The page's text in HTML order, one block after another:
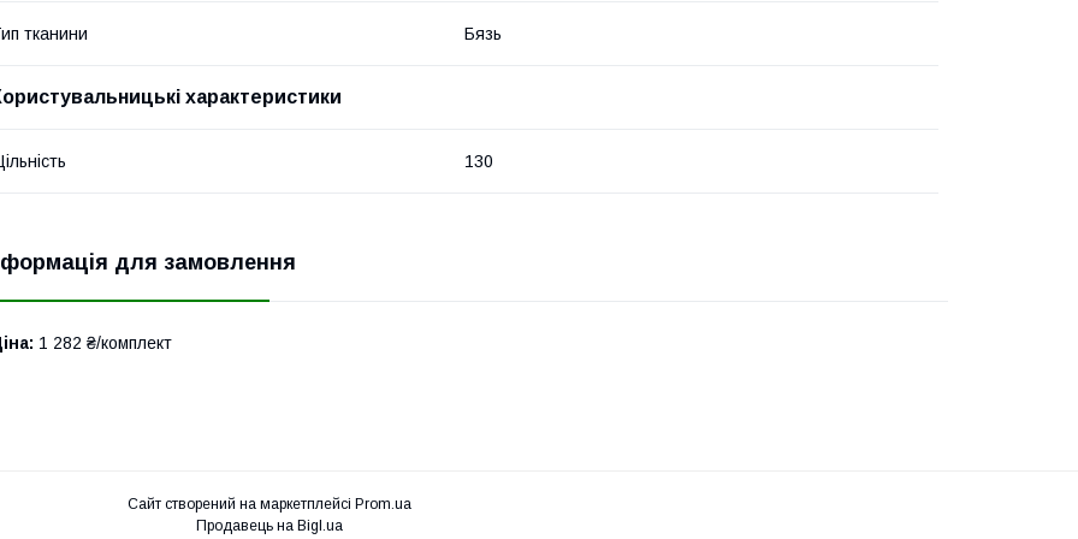
тканини Бязь
характеристики
130
для замовлення
1 282 ₴/комплект
Сайт створений на маркетплейсі Prom.ua
Продавець на Bigl.ua